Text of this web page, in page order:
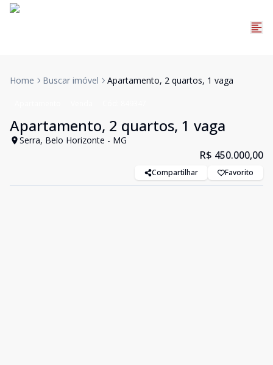
Home Buscar imóvel Apartamento, 2 quartos, 1 vaga
Apartamento, 2 quartos, 1 vaga
Serra, Belo Horizonte - MG
R$ 450.000,00
Compartilhar Favorito